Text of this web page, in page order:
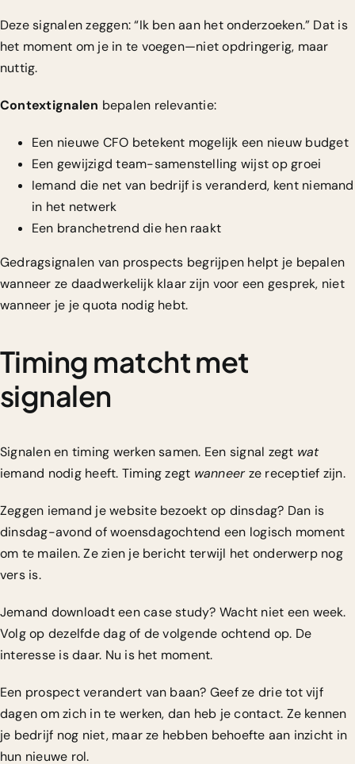
Deze signalen zeggen: “Ik ben aan het onderzoeken.” Dat is
het moment om je in te voegen—niet opdringerig, maar
nuttig.
Contextignalen bepalen relevantie:
Een nieuwe CFO betekent mogelijk een nieuw budget
Een gewijzigd team-samenstelling wijst op groei
Iemand die net van bedrijf is veranderd, kent niemand
in het netwerk
Een branchetrend die hen raakt
Gedragsignalen van prospects begrijpen helpt je bepalen
wanneer ze daadwerkelijk klaar zijn voor een gesprek, niet
wanneer je je quota nodig hebt.
Timing matcht met
signalen
Signalen en timing werken samen. Een signal zegt wat
iemand nodig heeft. Timing zegt wanneerze receptief zijn.
Zeggen iemand je website bezoekt op dinsdag? Dan is
dinsdag-avond of woensdagochtend een logisch moment
om te mailen. Ze zien je bericht terwijl het onderwerp nog
vers is.
Jemand downloadt een case study? Wacht niet een week.
Volg op dezelfde dag of de volgende ochtend op. De
interesse is daar. Nu is het moment.
Een prospect verandert van baan? Geef ze drie tot vijf
dagen om zich in te werken, dan heb je contact. Ze kennen
je bedrijf nog niet, maar ze hebben behoefte aan inzicht in
hun nieuwe rol.